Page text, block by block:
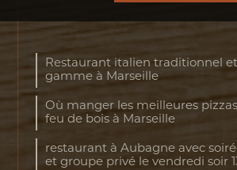
Restaurant italien traditionnel
gamme à Marseille
Où manger les meilleures
feu de bois à Marseille
restaurant à Aubagne avec
et groupe privé le vendredi soir